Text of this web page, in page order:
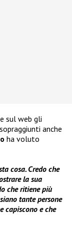
sul web gli
anche
ha voluto
cosa. Credo che
la sua
che ritiene più
tante persone
capiscono e che